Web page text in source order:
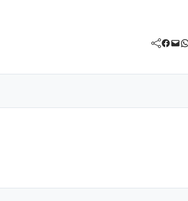
Facebook Mail WhatsApp